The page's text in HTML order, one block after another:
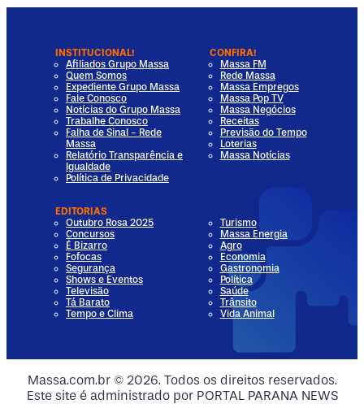
Media
Media
INSTITUCIONAL!
Afiliados Grupo Massa
Quem Somos
Expediente Grupo Massa
Fale Conosco
Notícias do Grupo Massa
Trabalhe Conosco
Falha de Sinal - Rede
Massa
Relatório Transparência e
Igualdade
Política de Privacidade
CONFIRA!
Massa FM
Rede Massa
Massa Empregos
Massa Pop TV
Massa Negócios
Receitas
Previsão do Tempo
Loterias
Massa Notícias
EDITORIAS
Outubro Rosa 2025
Concursos
É Bizarro
Fofocas
Segurança
Shows e Eventos
Televisão
Tá Barato
Tempo e Clima
Turismo
Massa Energia
Agro
Economia
Gastronomia
Política
Saúde
Trânsito
Vida Animal
Massa.com.br © 2026. Todos os direitos reservados.
Este site é administrado por PORTAL PARANA NEWS